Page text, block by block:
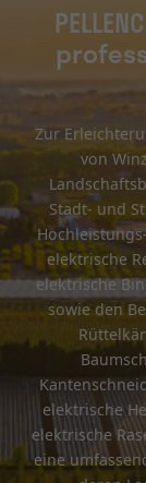
Zur
von
Stadt- und
elektrische
elektrische
sowie den
elektrische
elektrische
eine